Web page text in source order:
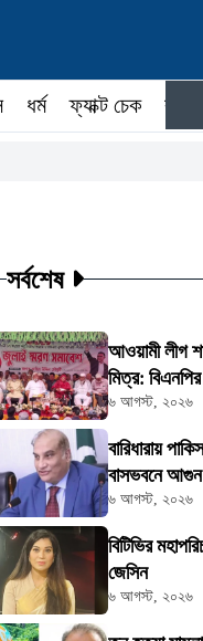
ধর্ম ফ্যাক্ট চেক কর্মকর্তা
সর্বশেষ
আওয়ামী লীগ
মিত্র:
৬ আগস্ট, ২০২৬
বারিধারায়
বাসভবনে আগুন
৬ আগস্ট, ২০২৬
বিটিভির
জেসিন
৬ আগস্ট, ২০২৬